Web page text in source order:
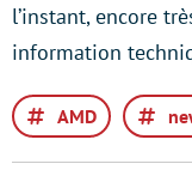
l’instant, encore
information
AMD